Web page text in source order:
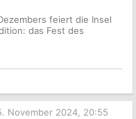
feiert die Insel
das Fest des
November 2024, 20:55